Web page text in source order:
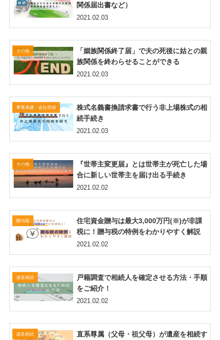
2021.02.03
関係届出書など）
その他
2021.02.03
「姻族関係終了届」で夫の死後に姑との親
族関係を終わらせることができる
事業承継・会社売却
2021.02.03
株式名義書換請求書で行う非上場株式の相
続手続き
その他
2021.02.02
『世帯主変更届』とは世帯主が死亡した場
合に新しい世帯主を届け出る手続き
贈与税
2021.02.02
住宅資金贈与は最大3,000万円(※)が非課
税に！贈与税の特例をわかりやすく解説
遺産相続
2021.02.02
戸籍調査で相続人を確定させる方法・手順
をご紹介！
遺産相続
直系尊属（父母・祖父母）が遺産を相続す